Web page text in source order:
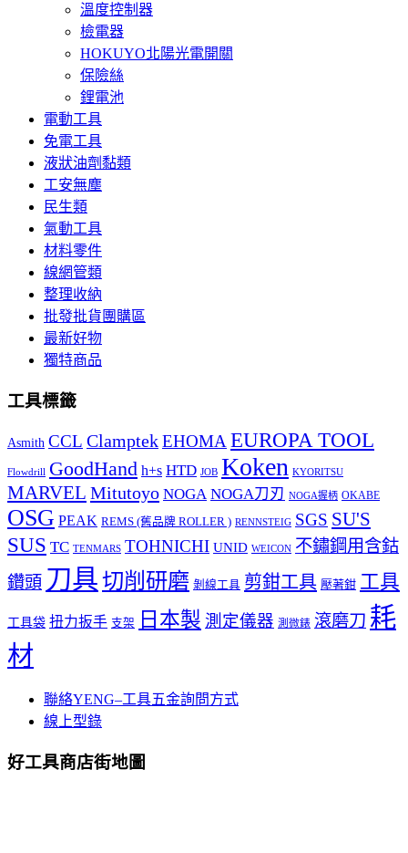
溫度控制器
檢電器
HOKUYO北陽光電開關
保險絲
鋰電池
電動工具
免電工具
液狀油劑黏類
工安無塵
民生類
氣動工具
材料零件
線網管類
整理收納
批發批貨團購區
最新好物
獨特商品
工具標籤
Asmith CCL ClamptekEHOMAEUROPA TOOL
Flowdrill GoodHand h+s HTD JOB Koken KYORITSU
MARVEL Mitutoyo NOGA NOGA刀刃 NOGA握柄 OKABE
OSG PEAK REMS (舊品牌 ROLLER ) RENNSTEIG SGS SU'S
SUS TC TENMARS TOHNICHI UNID WEICON 不鏽鋼用含鈷
鑽頭 刀具切削研磨 剝線工具 剪鉗工具 壓著鉗 工具
工具袋 扭力扳手 支架 日本製 測定儀器 測微錶 滾磨刀 耗
材
聯絡YENG–工具五金詢問方式
線上型錄
好工具商店街地圖